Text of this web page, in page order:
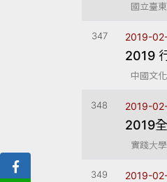
國立臺
347 2019-
2019
中國文
348 2019-
2019
實踐大
349 2019-